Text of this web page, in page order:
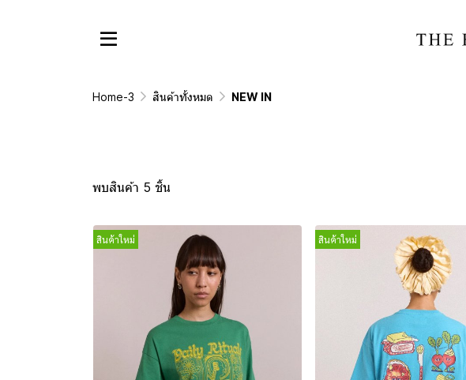
Home-3 สินค้าทั้งหมด NEW IN
พบสินค้า 5 ชิ้น
สินค้าใหม่ สินค้าใหม่